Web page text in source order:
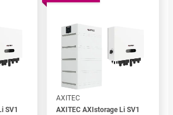
SV1
AXITEC
AXITEC AXIstorage Li SV1